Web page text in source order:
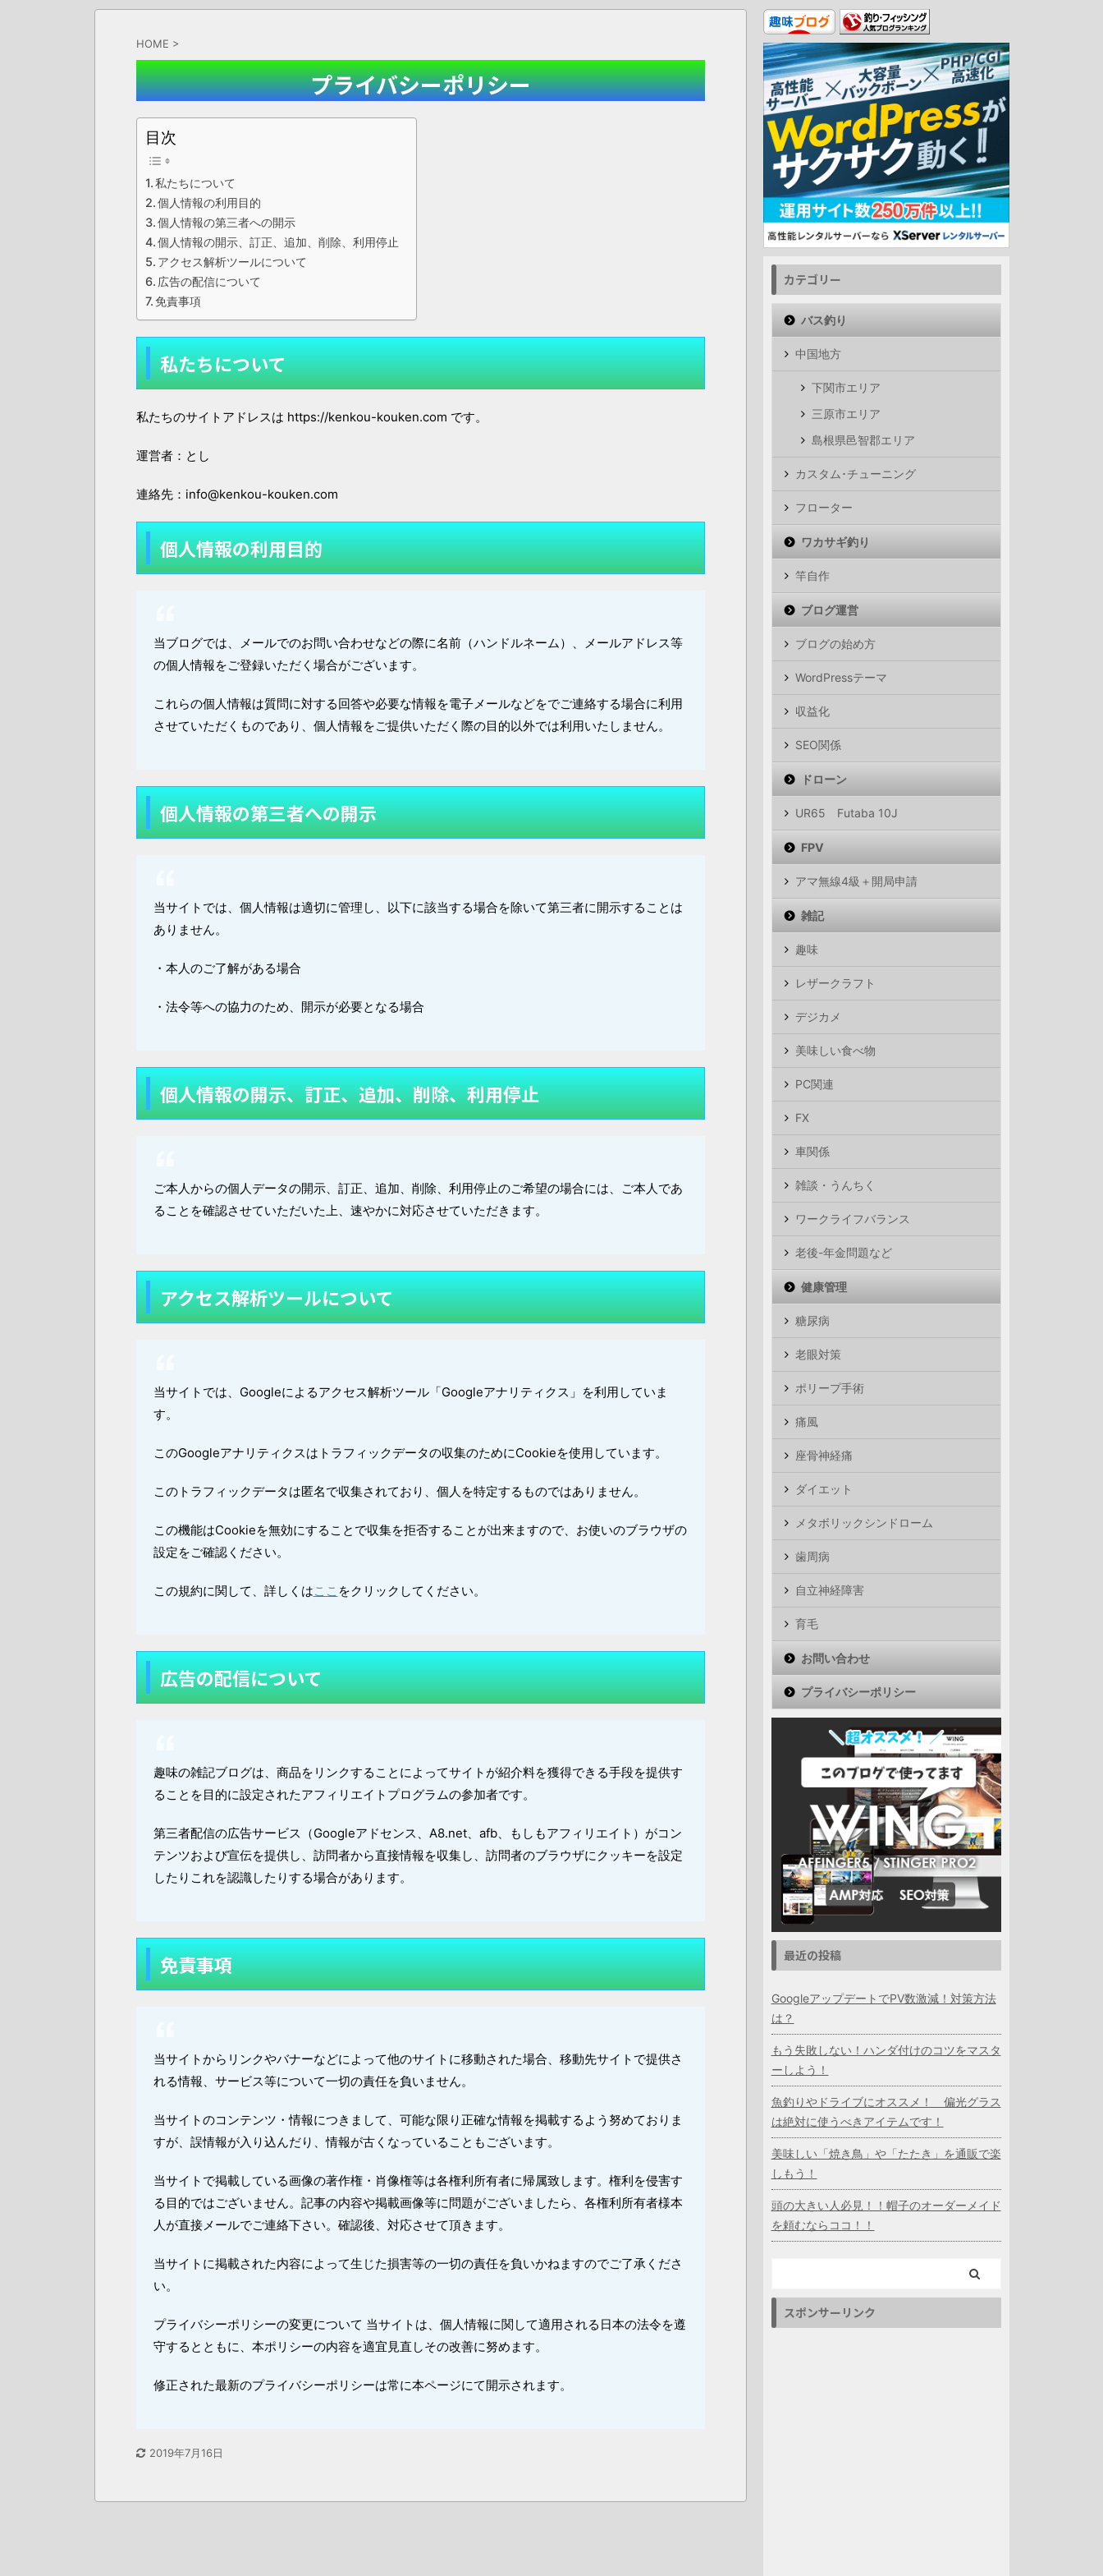
HOME >
プライバシーポリシー
目次
私たちについて
個人情報の利用目的
個人情報の第三者への開示
個人情報の開示、訂正、追加、削除、利用停止
アクセス解析ツールについて
広告の配信について
免責事項
私たちについて
私たちのサイトアドレスは https://kenkou-kouken.com です。
運営者：とし
連絡先：info@kenkou-kouken.com
個人情報の利用目的
当ブログでは、メールでのお問い合わせなどの際に名前（ハンドルネーム）、メールアドレス等
の個人情報をご登録いただく場合がございます。
これらの個人情報は質問に対する回答や必要な情報を電子メールなどをでご連絡する場合に利用
させていただくものであり、個人情報をご提供いただく際の目的以外では利用いたしません。
個人情報の第三者への開示
当サイトでは、個人情報は適切に管理し、以下に該当する場合を除いて第三者に開示することは
ありません。
・本人のご了解がある場合
・法令等への協力のため、開示が必要となる場合
個人情報の開示、訂正、追加、削除、利用停止
ご本人からの個人データの開示、訂正、追加、削除、利用停止のご希望の場合には、ご本人であ
ることを確認させていただいた上、速やかに対応させていただきます。
アクセス解析ツールについて
当サイトでは、Googleによるアクセス解析ツール「Googleアナリティクス」を利用していま
す。
このGoogleアナリティクスはトラフィックデータの収集のためにCookieを使用しています。
このトラフィックデータは匿名で収集されており、個人を特定するものではありません。
この機能はCookieを無効にすることで収集を拒否することが出来ますので、お使いのブラウザの
設定をご確認ください。
この規約に関して、詳しくはここ をクリックしてください。
広告の配信について
趣味の雑記ブログは、商品をリンクすることによってサイトが紹介料を獲得できる手段を提供す
ることを目的に設定されたアフィリエイトプログラムの参加者です。
第三者配信の広告サービス（Googleアドセンス、A8.net、afb、もしもアフィリエイト）がコン
テンツおよび宣伝を提供し、訪問者から直接情報を収集し、訪問者のブラウザにクッキーを設定
したりこれを認識したりする場合があります。
免責事項
当サイトからリンクやバナーなどによって他のサイトに移動された場合、移動先サイトで提供さ
れる情報、サービス等について一切の責任を負いません。
当サイトのコンテンツ・情報につきまして、可能な限り正確な情報を掲載するよう努めておりま
すが、誤情報が入り込んだり、情報が古くなっていることもございます。
当サイトで掲載している画像の著作権・肖像権等は各権利所有者に帰属致します。権利を侵害す
る目的ではございません。記事の内容や掲載画像等に問題がございましたら、各権利所有者様本
人が直接メールでご連絡下さい。確認後、対応させて頂きます。
当サイトに掲載された内容によって生じた損害等の一切の責任を負いかねますのでご了承くださ
い。
プライバシーポリシーの変更について 当サイトは、個人情報に関して適用される日本の法令を遵
守するとともに、本ポリシーの内容を適宜見直しその改善に努めます。
修正された最新のプライバシーポリシーは常に本ページにて開示されます。
2019年7月16日
カテゴリー
バス釣り
中国地方
下関市エリア
三原市エリア
島根県邑智郡エリア
カスタム･チューニング
フローター
ワカサギ釣り
竿自作
ブログ運営
ブログの始め方
WordPressテーマ
収益化
SEO関係
ドローン
UR65 Futaba 10J
FPV
アマ無線4級＋開局申請
雑記
趣味
レザークラフト
デジカメ
美味しい食べ物
PC関連
FX
車関係
雑談・うんちく
ワークライフバランス
老後-年金問題など
健康管理
糖尿病
老眼対策
ポリープ手術
痛風
座骨神経痛
ダイエット
メタボリックシンドローム
歯周病
自立神経障害
育毛
お問い合わせ
プライバシーポリシー
最近の投稿
GoogleアップデートでPV数激減！対策方法
は？
もう失敗しない！ハンダ付けのコツをマスタ
ーしよう！
魚釣りやドライブにオススメ！ 偏光グラス
は絶対に使うべきアイテムです！
美味しい「焼き鳥」や「たたき」を通販で楽
しもう！
頭の大きい人必見！！帽子のオーダーメイド
を頼むならココ！！
スポンサーリンク